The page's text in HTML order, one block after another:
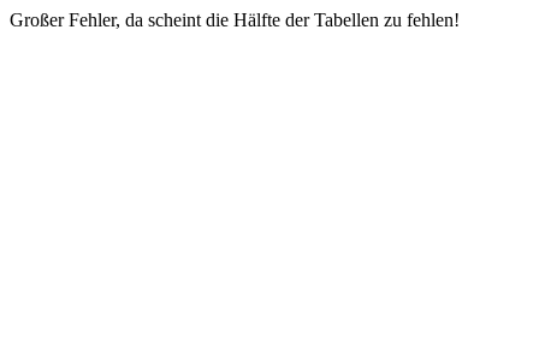
Großer Fehler, da scheint die Hälfte der Tabellen zu fehlen!